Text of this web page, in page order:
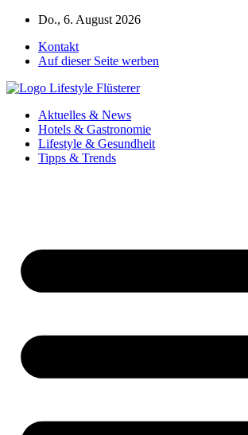
Zum
springen
Do., 6. August 2026
Kontakt
Auf dieser Seite werben
Aktuelles & News
Hotels & Gastronomie
Lifestyle & Gesundheit
Tipps & Trends